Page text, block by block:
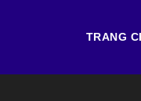
TRANG